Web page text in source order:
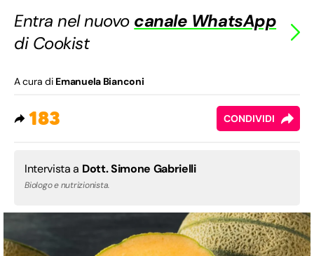
Entra nel nuovo canale WhatsApp
di Cookist
A cura di Emanuela Bianconi
183 CONDIVIDI
Intervista a Dott. Simone Gabrielli
Biologo e nutrizionista.